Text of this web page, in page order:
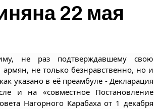
22 мая
не раз подтверждавшему свою
не только безнравственно, но и
указано в её преамбуле - Декларация
и на «совместное Постановление
Нагорного Карабаха от 1 декабря